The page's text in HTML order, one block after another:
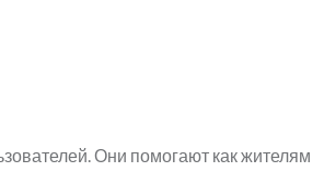
Они помогают как жителям